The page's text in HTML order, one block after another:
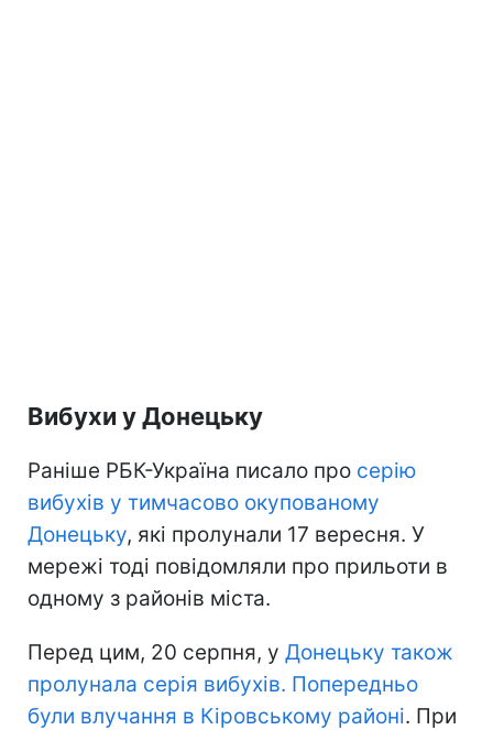
Вибухи у Донецьку
Раніше РБК-Україна писало про серію
вибухів у тимчасово окупованому
Донецьку, які пролунали 17 вересня. У
мережі тоді повідомляли про прильоти в
одному з районів міста.
Перед цим, 20 серпня, у Донецьку також
пролунала серія вибухів. Попередньо
були влучання в Кіровському районі. При